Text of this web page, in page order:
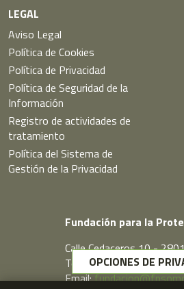
LEGAL
Aviso Legal
Política de Cookies
Política de Privacidad
Política de Seguridad de la
Información
Registro de actividades de
tratamiento
Política del Sistema de
Gestión de la Privacidad
Fundación para la
Calle Cedaceros,10 -
Telf. 91 431 77 80
Email:
OPCIONES DE